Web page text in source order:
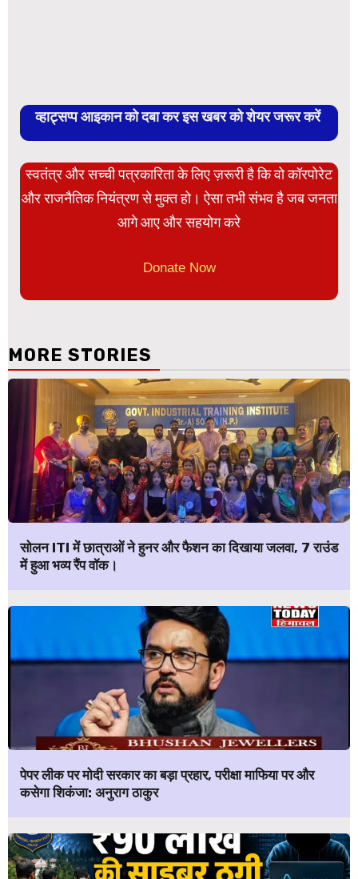
व्हाट्सप्प आइकान को दबा कर इस खबर को शेयर जरूर करें
स्वतंत्र और सच्ची पत्रकारिता के लिए ज़रूरी है कि वो कॉरपोरेट
और राजनैतिक नियंत्रण से मुक्त हो। ऐसा तभी संभव है जब जनता
आगे आए और सहयोग करे
Donate Now
MORE STORIES
सोलन ITI में छात्राओं ने हुनर और फैशन का दिखाया जलवा, 7 राउंड
में हुआ भव्य रैंप वॉक।
पेपर लीक पर मोदी सरकार का बड़ा प्रहार, परीक्षा माफिया पर और
कसेगा शिकंजा: अनुराग ठाकुर